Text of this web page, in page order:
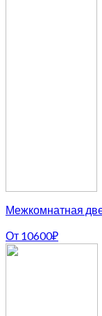
Межкомнатная
От 10600₽